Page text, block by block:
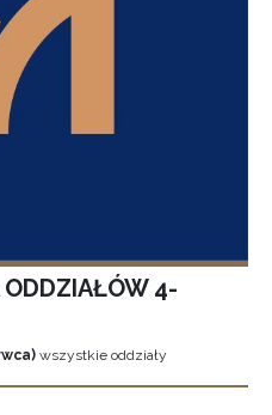
4-
wszystkie oddziały